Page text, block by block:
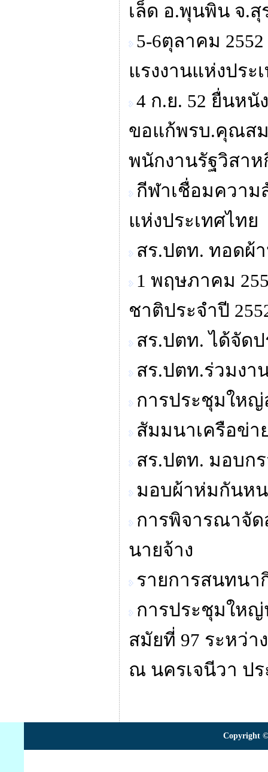
เล็ด อ.พุนพิน จ.
5-6ตุลาคม
แรงงานแห่งประ
4 ก.ย. 52 ยื่นหนั
ขอแก้พรบ.คุณส
พนักงานรัฐวิสาห
กีฬาเชื่อมควา
แห่งประเทศไทย
สร.ปตท. ทอดผ้
1 พฤษภาคม
ชาติประจำปี
สร.ปตท. ได้จัด
สร.ปตท.ร่วมงา
การประชุมใหญ่
สัมมนาเครือข่า
สร.ปตท. มอบก
มอบผ้าห่มกันห
การพิจารณาจัด
นายจ้าง
รายการสนทน
การประชุมใหญ่
สมัยที่ 97 ระหว่า
ณ นครเจนีวา ป
Copyright ©